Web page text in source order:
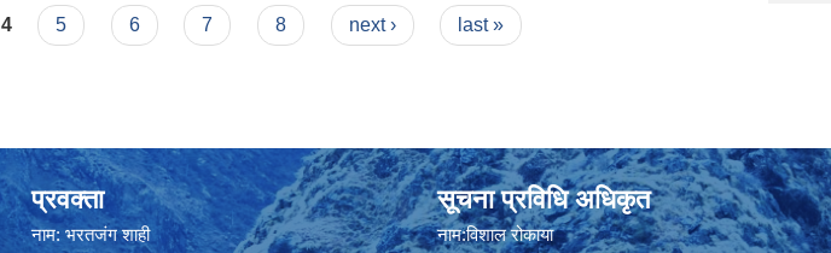
4 5 6 7 8 next › last »
प्रवक्ता
नाम: भरतजंग शाही
सूचना प्रविधि अधिकृत
नाम:विशाल रोकाया